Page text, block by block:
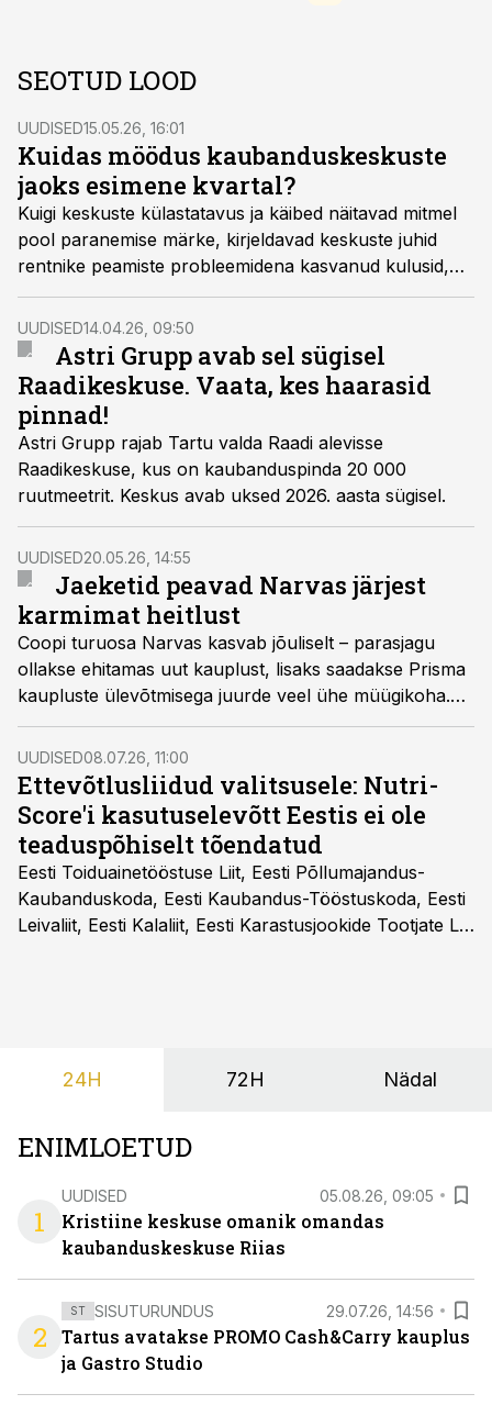
SEOTUD LOOD
UUDISED15.05.26, 16:01
Kuidas möödus kaubanduskeskuste
jaoks esimene kvartal?
Kuigi keskuste külastatavus ja käibed näitavad mitmel
pool paranemise märke, kirjeldavad keskuste juhid
rentnike peamiste probleemidena kasvanud kulusid,
hinnatundlikku tarbijat ja tihenevat konkurentsi e-
kaubandusega. Samas püsib tugevamates keskustes
vakantsus madal ning huvi pindade vastu pole
kadunud.
UUDISED14.04.26, 09:50
Astri Grupp avab sel sügisel
Raadikeskuse. Vaata, kes haarasid
pinnad!
Astri Grupp rajab Tartu valda Raadi alevisse
Raadikeskuse, kus on kaubanduspinda 20 000
ruutmeetrit. Keskus avab uksed 2026. aasta sügisel.
UUDISED20.05.26, 14:55
Jaeketid peavad Narvas järjest
karmimat heitlust
Coopi turuosa Narvas kasvab jõuliselt – parasjagu
ollakse ehitamas uut kauplust, lisaks saadakse Prisma
kaupluste ülevõtmisega juurde veel ühe müügikoha.
Seni on Narvas sama ulatuslikku laienemist näidanud
vaid OG Elektra, kes alustas piirilinnas aktiivset kasvu
kaheksa aastat tagasi.
UUDISED08.07.26, 11:00
Ettevõtlusliidud valitsusele: Nutri-
Score'i kasutuselevõtt Eestis ei ole
teaduspõhiselt tõendatud
Eesti Toiduainetööstuse Liit, Eesti Põllumajandus-
Kaubanduskoda, Eesti Kaubandus-Tööstuskoda, Eesti
Leivaliit, Eesti Kalaliit, Eesti Karastusjookide Tootjate Liit
arvestavas lahenduses. Pakendi esikülje märgistuse
eksitamine.
24H 72H Nädal
ENIMLOETUD
1
UUDISED 05.08.26, 09:05
Kristiine keskuse omanik omandas
kaubanduskeskuse Riias
2
ST SISUTURUNDUS 29.07.26, 14:56
Tartus avatakse PROMO Cash&Carry kauplus
ja Gastro Studio